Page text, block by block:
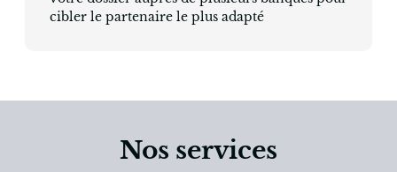
cibler le partenaire le plus adapté
Nos services